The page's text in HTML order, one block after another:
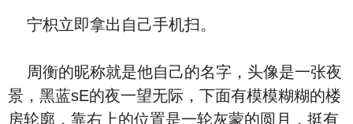
宁枳立即拿出自己手机扫。
周衡的昵称就是他自己的名字，头像是一张夜
景，黑蓝sE的夜一望无际，下面有模模糊糊的楼
房轮廓，靠右上的位置是一轮灰蒙的圆月，挺有